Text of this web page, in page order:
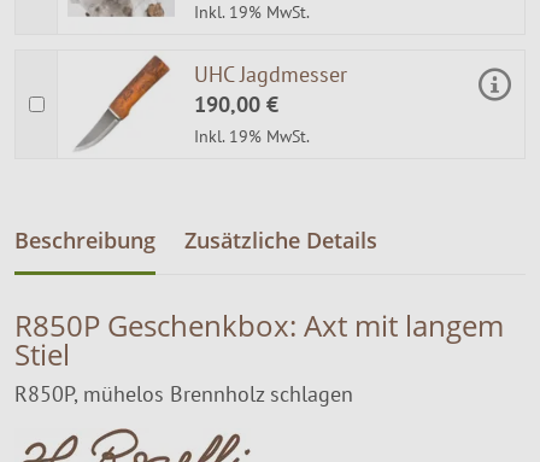
Inkl. 19% MwSt.
UHC Jagdmesser
190,00 €
Inkl. 19% MwSt.
Beschreibung Zusätzliche Details
R850P Geschenkbox: Axt mit langem
Stiel
R850P, mühelos Brennholz schlagen